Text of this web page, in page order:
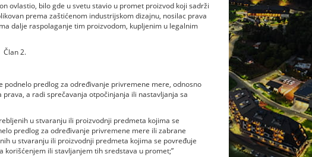
ovlastio, bilo gde u svetu stavio u promet proizvod koji sadrži
prema zaštićenom industrijskom dizajnu, nosilac prava
dalje raspolaganje tim proizvodom, kupljenim u legalnim
Član 2.
podnelo predlog za određivanje privremene mere, odnosno
a radi sprečavanja otpočinjanja ili nastavljanja sa
u stvaranju ili proizvodnji predmeta kojima se
predlog za određivanje privremene mere ili zabrane
u stvaranju ili proizvodnji predmeta kojima se povređuje
ili stavljanjem tih sredstava u promet;”